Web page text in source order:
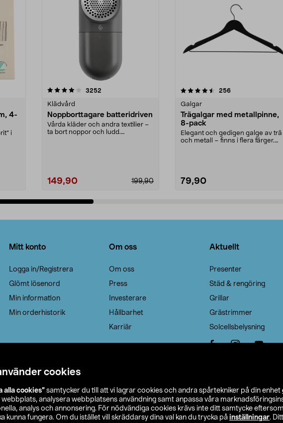
cookies
alla cookies” samtycker du till att vi lagrar cookies och andra spårtekniker på din enhet
analysera webbplatsens användning samt anpassa våra
analys och annonsering. För nödvändiga cookies krävs inte ditt samtycke
kunna fungera. Om du istället vill skräddarsy dina val kan du trycka på inställningar.
4-
i
3252
Klädvård
Noppborttagare batteridriven
Vårda kläder och andra textilier –
ta bort noppor och ludd.
199,90
149,90
4.5av 5 stjärnor 256recensioner
Galgar
Trägalgar med metallpinne,
8-pack
Elegant och gedigen galge av trä
och metall – finns i flera färger.
79,90
4.0av 5 stjärnor
Mitt konto
Logga in/Registrera
Glömt lösenord
Min information
Min orderhistorik
Om oss
Om oss
Press
Investerare
Hållbarhet
Karriär
Aktuellt
Presenter
Städ & rengöring
Grillar
Grästrimmer
Solcellsbelysning